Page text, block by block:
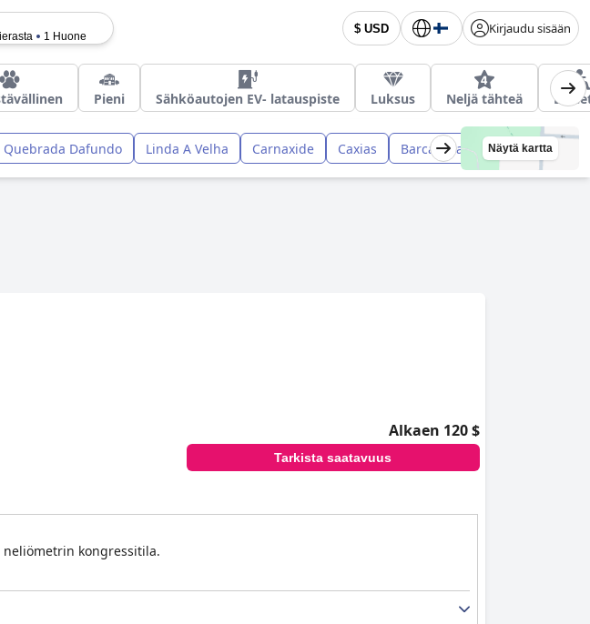
$ USD Kirjaudu sisään
1 Huone
Pieni Sähköautojen EV- latauspiste Luksus Neljä tähteä
Quebrada Dafundo Linda A Velha Carnaxide Caxias Barcarena Queijas
Näytä kartta
Alkaen 120 $
Tarkista saatavuus
neliömetrin kongressitila.